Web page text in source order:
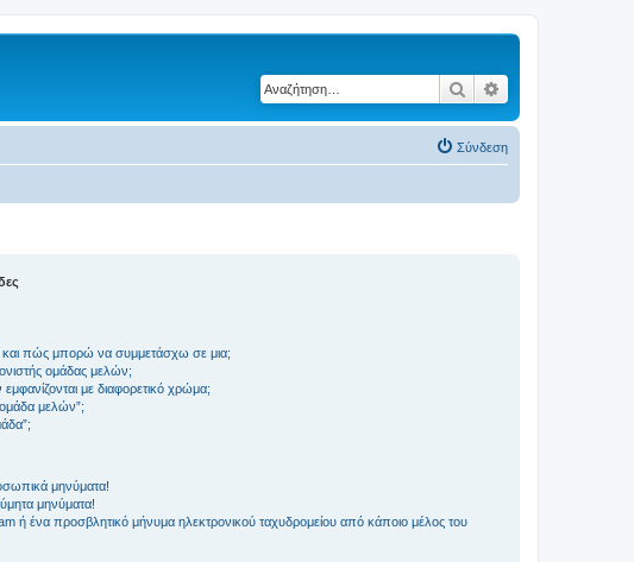
Αναζήτηση
Σύνδεση
και πώς μπορώ να συμμετάσχω σε μια;
ομάδας μελών;
εμφανίζονται με διαφορετικό χρώμα;
ομάδα μελών”;
μηνύματα!
μηνύματα!
ή ένα προσβλητικό μήνυμα ηλεκτρονικού ταχυδρομείου από κάποιο μέλος του